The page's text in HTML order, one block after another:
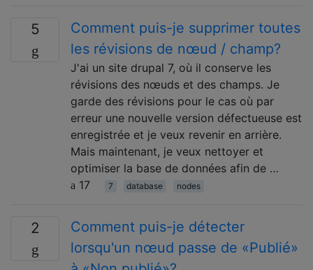
5
Comment puis-je supprimer toutes
les révisions de nœud / champ?
J'ai un site drupal 7, où il conserve les
révisions des nœuds et des champs. Je
garde des révisions pour le cas où par
erreur une nouvelle version défectueuse est
enregistrée et je veux revenir en arrière.
Mais maintenant, je veux nettoyer et
optimiser la base de données afin de …
17
7 database nodes
2
Comment puis-je détecter
lorsqu'un nœud passe de «Publié»